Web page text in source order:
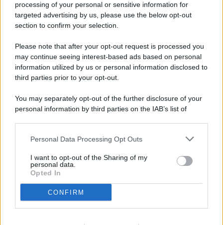
processing of your personal or sensitive information for
targeted advertising by us, please use the below opt-out
section to confirm your selection.
Please note that after your opt-out request is processed you
may continue seeing interest-based ads based on personal
information utilized by us or personal information disclosed to
third parties prior to your opt-out.
You may separately opt-out of the further disclosure of your
personal information by third parties on the IAB’s list of
This information may also be disclosed by us to third parties
disclose it to other third parties.
Personal Data Processing Opt Outs
I want to opt-out of the Sharing of my
personal data.
Opted In
CONFIRM
© 2026 - Pianeta Design - P.IVA 04827280654 - Testata
Registrata Al Tribunale Di Nocera Inferiore N. 8/2020 - RG N.
ISCRIZIONE AL ROC N. 35792 – ISCRITTA ALL’ANSO
(ASSOCIAZIONE NAZIONALE STAMPA ONLINE)
PREFERENZE PRIVACY